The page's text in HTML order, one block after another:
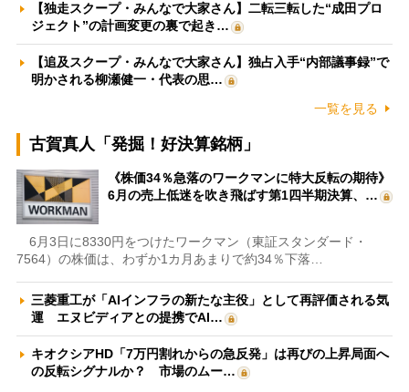
【独走スクープ・みんなで大家さん】二転三転した“成田プロ
ジェクト”の計画変更の裏で起き…
【追及スクープ・みんなで大家さん】独占入手“内部議事録”で
明かされる柳瀬健一・代表の思…
一覧を見る
古賀真人「発掘！好決算銘柄」
《株価34％急落のワークマンに特大反転の期待》
6月の売上低迷を吹き飛ばす第1四半期決算、…
6月3日に8330円をつけたワークマン（東証スタンダード・
7564）の株価は、わずか1カ月あまりで約34％下落…
三菱重工が「AIインフラの新たな主役」として再評価される気
運 エヌビディアとの提携でAI…
キオクシアHD「7万円割れからの急反発」は再びの上昇局面へ
の反転シグナルか？ 市場のムー…